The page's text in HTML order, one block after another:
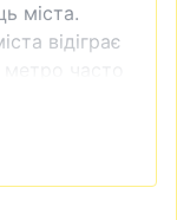
міста.
відіграє
часто